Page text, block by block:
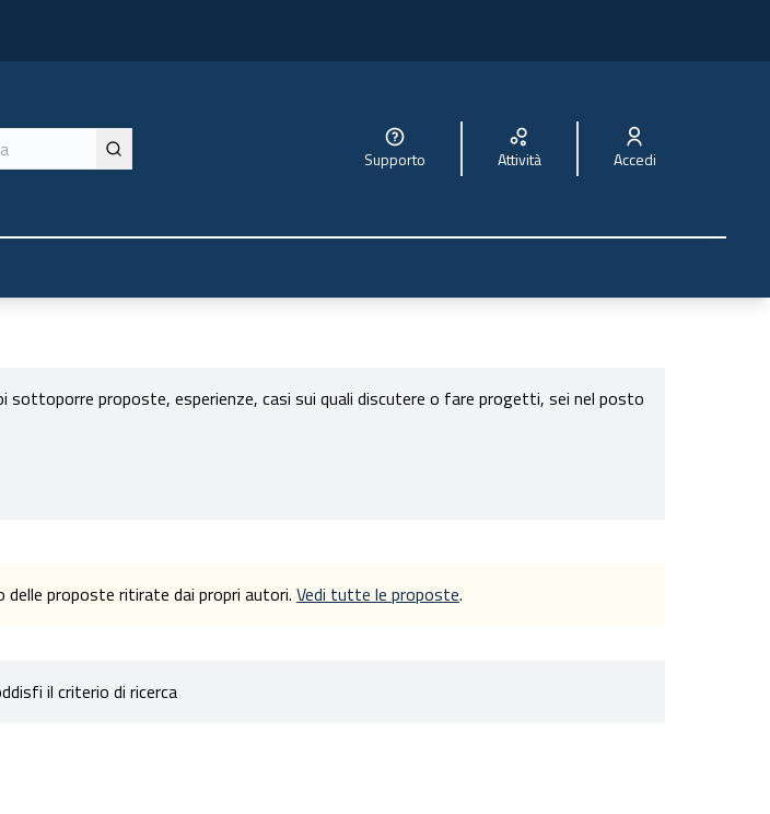
Supporto Attività Accedi
sottoporre proposte, esperienze, casi sui quali discutere o fare progetti, sei nel posto
delle proposte ritirate dai propri autori. Vedi tutte le proposte.
il criterio di ricerca